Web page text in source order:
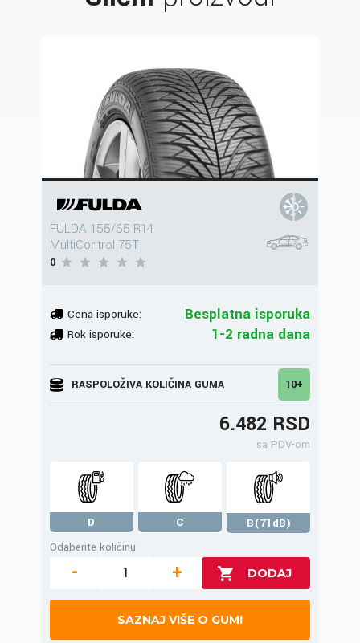
FULDA 155/65 R14
MultiControl 75T
0
Cena isporuke: Besplatna isporuka
Rok isporuke: 1-2 radna dana
RASPOLOŽIVA KOLIČINA GUMA 10+
6.482 RSD
sa PDV-om
D C
B(71dB)
Odaberite količinu
- +
SAZNAJ VIŠE O GUMI